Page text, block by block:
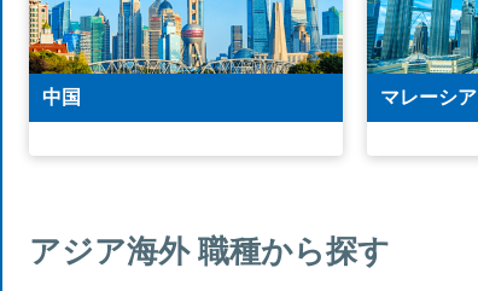
中国 マレーシア
アジア海外 職種から探す